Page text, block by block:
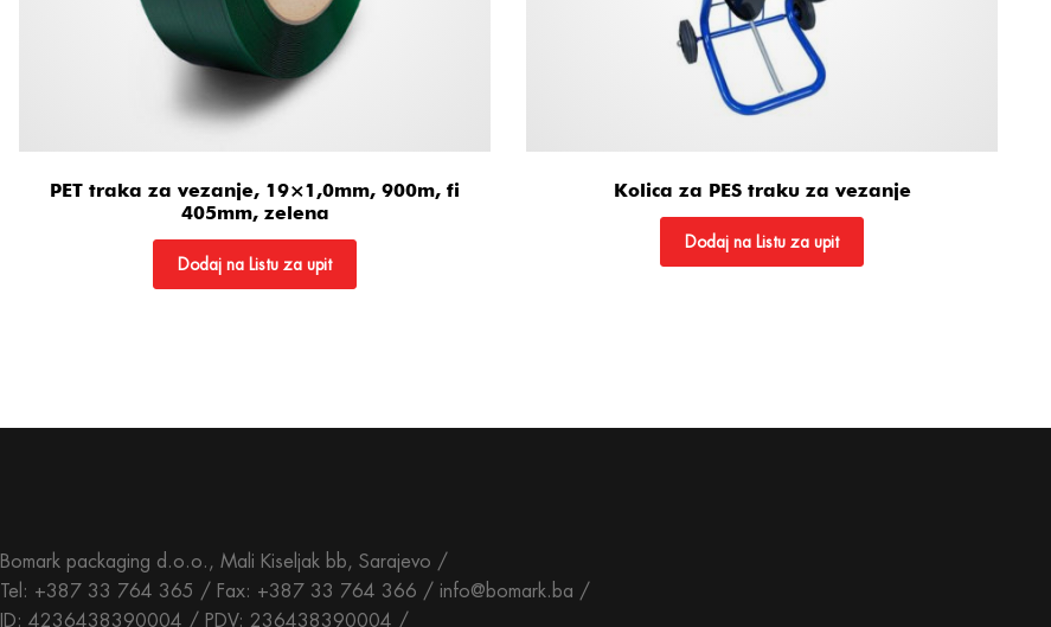
PET traka za vezanje, 19×1,0mm, 900m, fi
405mm, zelena
Dodaj na Listu za upit
Kolica za PES traku za vezanje
Dodaj na Listu za upit
Bomark packaging d.o.o., Mali Kiseljak bb, Sarajevo /
Tel: +387 33 764 365 / Fax: +387 33 764 366 / info@bomark.ba /
ID: 4236438390004 / PDV: 236438390004 /